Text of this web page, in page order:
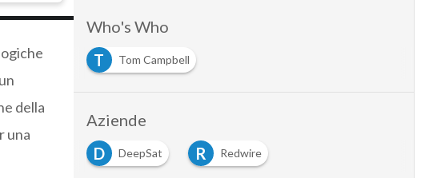
della
una
Who's Who
T
Tom Campbell
Aziende
D
DeepSat R Redwire